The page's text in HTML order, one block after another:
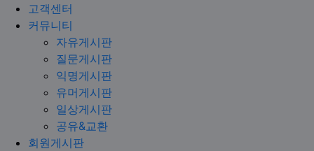
고객센터
커뮤니티
자유게시판
질문게시판
익명게시판
유머게시판
일상게시판
공유&교환
회원게시판